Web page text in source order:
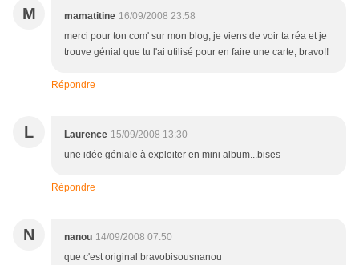
M mamatitine 16/09/2008 23:58
merci pour ton com' sur mon blog, je viens de voir ta réa et je
trouve génial que tu l'ai utilisé pour en faire une carte, bravo!!
Répondre
L Laurence 15/09/2008 13:30
une idée géniale à exploiter en mini album...bises
Répondre
N nanou 14/09/2008 07:50
que c'est original bravobisousnanou